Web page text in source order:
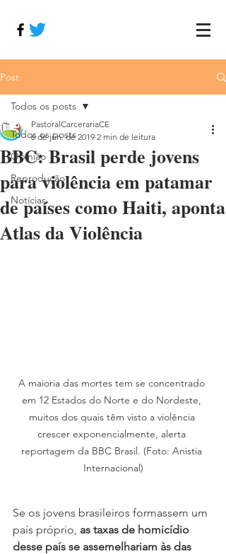
Post
Todos os posts
Opinião
Reprodução
Notícias
Todos os posts
BBC: Brasil perde jovens
para violência em patamar
de países como Haiti, aponta
Atlas da Violência
PastoralCarcerariaCE
6 de jun. de 2019 2 min de leitura
A maioria das mortes tem se concentrado
em 12 Estados do Norte e do Nordeste,
muitos dos quais têm visto a violência
crescer exponencialmente, alerta
reportagem da BBC Brasil. (Foto: Anistia
Internacional)
Se os jovens brasileiros formassem um
país próprio, as taxas de homicídio
desse país se assemelhariam às das